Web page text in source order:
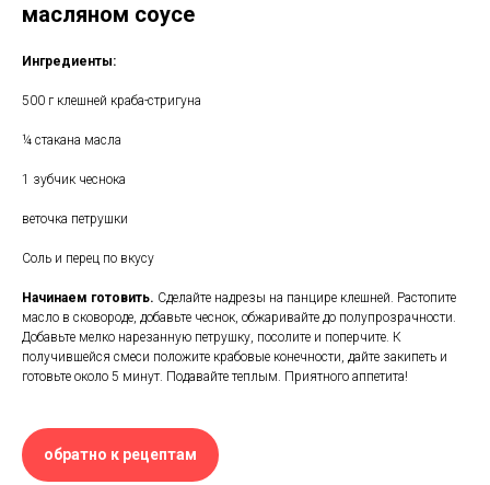
масляном соусе
Ингредиенты:
500 г клешней краба-стригуна
¼ стакана масла
1 зубчик чеснока
веточка петрушки
Соль и перец по вкусу
Начинаем готовить. Сделайте надрезы на панцире клешней. Растопите
масло в сковороде, добавьте чеснок, обжаривайте до полупрозрачности.
Добавьте мелко нарезанную петрушку, посолите и поперчите. К
получившейся смеси положите крабовые конечности, дайте закипеть и
готовьте около 5 минут. Подавайте теплым. Приятного аппетита!
обратно к рецептам